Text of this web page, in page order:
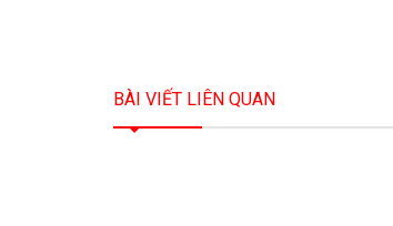
BÀI VIẾT LIÊN QUAN